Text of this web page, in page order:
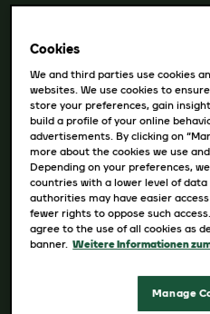
von JACOBS Kaffee
leckeren
unverwechselbare
JACOBS Kaffee
Becherportionen.
Die Zubereitung des
Cappuccino Original
Kaffeelöffel des
Cookies
We and third parties use cookies
websites. We use cookies to
store your preferences, gain
build a profile of your online
advertisements. By clicking on
more about the cookies we use
Depending on your preferences,
countries with a lower level of
authorities may have easier
fewer rights to oppose such
agree to the use of all cookies as
banner. Weitere Informationen
Manage